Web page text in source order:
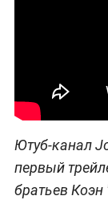
Ютуб-канал
первый
братьев